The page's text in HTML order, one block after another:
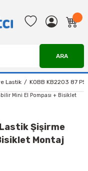
ARA
Lastik KOBB KB2203 87
Lastik Şişirme
Montaj